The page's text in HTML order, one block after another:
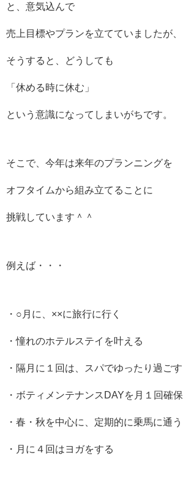
と、意気込んで
売上目標やプランを立てていましたが、
そうすると、どうしても
「休める時に休む」
という意識になってしまいがちです。
そこで、今年は来年のプランニングを
オフタイムから組み立てることに
挑戦しています＾＾
例えば・・・
・○月に、××に旅行に行く
・憧れのホテルステイを叶える
・隔月に１回は、スパでゆったり過ごす
・ボティメンテナンスDAYを月１回確保
・春・秋を中心に、定期的に乗馬に通う
・月に４回はヨガをする